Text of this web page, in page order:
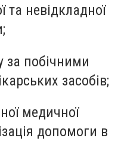
невідкладної
за побічними
засобів;
медичної
допомоги в